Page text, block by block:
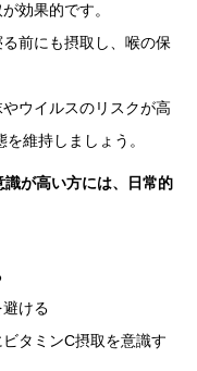
効果的です。
前にも摂取し、喉の保
ウイルスのリスクが高
維持しましょう。
が高い方には、日常的
ける
タミンC摂取を意識す